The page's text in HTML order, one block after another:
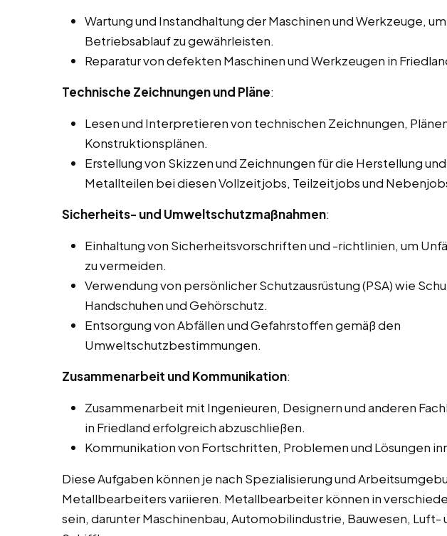
Wartung und Instandhaltung der Maschinen und Werkzeuge,
Betriebsablauf zu gewährleisten.
Reparatur von defekten Maschinen und Werkzeugen in
Technische Zeichnungen und Pläne:
Lesen und Interpretieren von technischen Zeichnungen,
Konstruktionsplänen.
Erstellung von Skizzen und Zeichnungen für die Herstellung
Metallteilen bei diesen Vollzeitjobs, Teilzeitjobs und
Sicherheits- und Umweltschutzmaßnahmen:
Einhaltung von Sicherheitsvorschriften und -richtlinien, um
zu vermeiden.
Verwendung von persönlicher Schutzausrüstung (PSA) wie
Handschuhen und Gehörschutz.
Entsorgung von Abfällen und Gefahrstoffen gemäß den
Umweltschutzbestimmungen.
Zusammenarbeit und Kommunikation:
Zusammenarbeit mit Ingenieuren, Designern und anderen
in Friedland erfolgreich abzuschließen.
Kommunikation von Fortschritten, Problemen und Lösungen
Diese Aufgaben können je nach Spezialisierung und
Metallbearbeiters variieren. Metallbearbeiter können in
sein, darunter Maschinenbau, Automobilindustrie, Bauwesen, Luft-